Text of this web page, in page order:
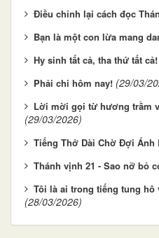
Điều chỉnh lại cách đọc
Bạn là một con lừa mang
Hy sinh tất cả, tha thứ tất cả!
Phải chi hôm nay! (29/03/
Lời mời gọi từ hương trầm
(29/03/2026)
Tiếng Thở Dài Chờ Đợi Ánh
Thánh vịnh 21 - Sao nỡ bỏ
Tôi là ai trong tiếng tung hô
(28/03/2026)